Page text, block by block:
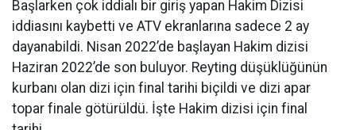
Başlarken çok iddialı bir giriş yapan Hakim Dizisi
iddiasını kaybetti ve ATV ekranlarına sadece 2 ay
dayanabildi. Nisan 2022’de başlayan Hakim dizisi
Haziran 2022’de son buluyor. Reyting düşüklüğünün
kurbanı olan dizi için final tarihi biçildi ve dizi apar
topar finale götürüldü. İşte Hakim dizisi için final